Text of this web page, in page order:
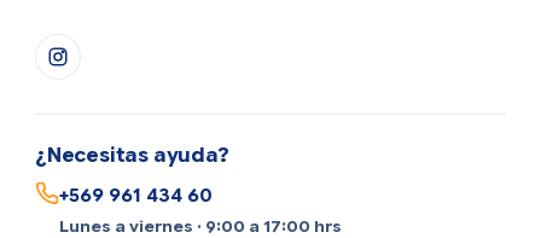
¿Necesitas ayuda?
+569 961 434 60
Lunes a viernes · 9:00 a 17:00 hrs